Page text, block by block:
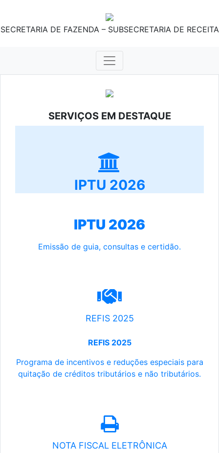
SECRETARIA DE FAZENDA – SUBSECRETARIA DE RECEITA
SERVIÇOS EM DESTAQUE
IPTU 2026
IPTU 2026
Emissão de guia, consultas e certidão.
REFIS 2025
REFIS 2025
Programa de incentivos e reduções especiais para
quitação de créditos tributários e não tributários.
NOTA FISCAL ELETRÔNICA